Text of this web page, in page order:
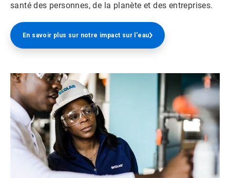
santé des personnes, de la planète et des entreprises.
En savoir plus sur notre impact sur l'eau